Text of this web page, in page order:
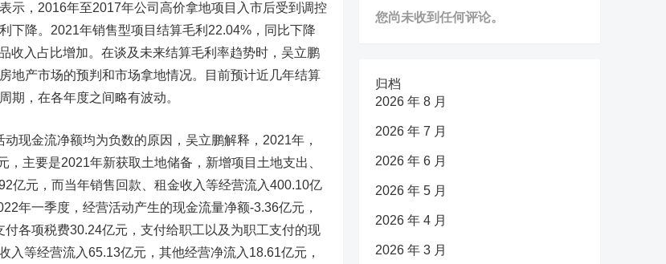
，2016年至2017年公司高价拿地项目入市后受到调控
下降。2021年销售型项目结算毛利22.04%，同比下降
收入占比增加。在谈及未来结算毛利率趋势时，吴立鹏
地产市场的预判和市场拿地情况。目前预计近几年结算
期，在各年度之间略有波动。
金流净额均为负数的原因，吴立鹏解释，2021年，
主要是2021年新获取土地储备，新增项目土地支出、
亿元，而当年销售回款、租金收入等经营流入400.10亿
年一季度，经营活动产生的现金流量净额-3.36亿元，
各项税费30.24亿元，支付给职工以及为职工支付的现
入等经营流入65.13亿元，其他经营净流入18.61亿元，
您尚未收到任何评论。
归档
2026 年 8 月
2026 年 7 月
2026 年 6 月
2026 年 5 月
2026 年 4 月
2026 年 3 月